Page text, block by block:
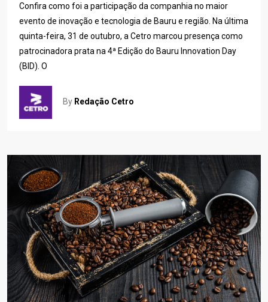
Confira como foi a participação da companhia no maior
evento de inovação e tecnologia de Bauru e região. Na última
quinta-feira, 31 de outubro, a Cetro marcou presença como
patrocinadora prata na 4ª Edição do Bauru Innovation Day
(BID). O
By Redação Cetro